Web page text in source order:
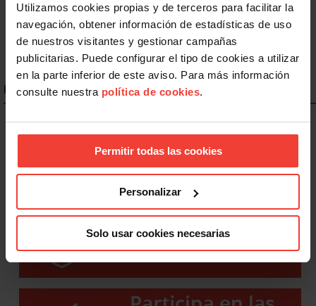
Utilizamos cookies propias y de terceros para facilitar la
navegación, obtener información de estadísticas de uso
de nuestros visitantes y gestionar campañas
publicitarias. Puede configurar el tipo de cookies a utilizar
en la parte inferior de este aviso. Para más información
consulte nuestra política de cookies.
Permitir todas las cookies
Personalizar
Solo usar cookies necesarias
1 2 3 4 5 6 Siguiente
ENLACES DESTACADOS